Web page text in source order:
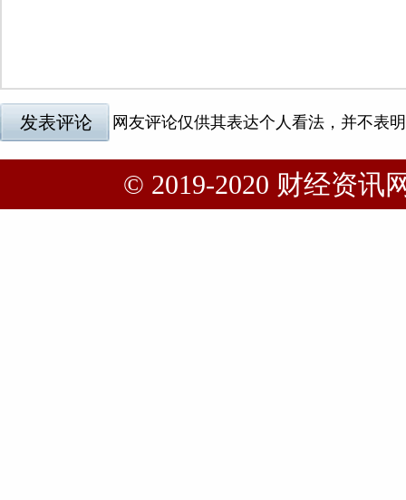
© 2019-2020 财经资讯